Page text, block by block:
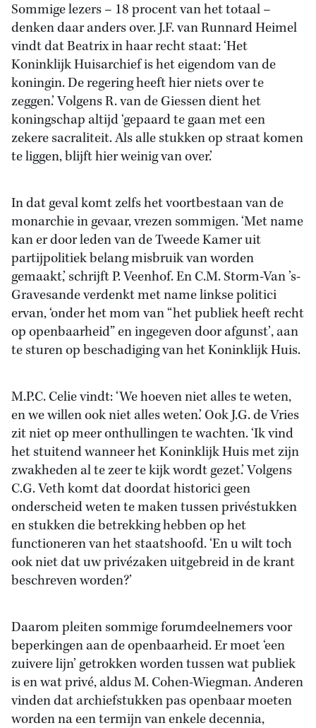
Sommige lezers – 18 procent van het totaal –
denken daar anders over. J.F. van Runnard Heimel
vindt dat Beatrix in haar recht staat: ‘Het
Koninklijk Huisarchief is het eigendom van de
koningin. De regering heeft hier niets over te
zeggen.’ Volgens R. van de Giessen dient het
koningschap altijd ‘gepaard te gaan met een
zekere sacraliteit. Als alle stukken op straat komen
te liggen, blijft hier weinig van over.’
In dat geval komt zelfs het voortbestaan van de
monarchie in gevaar, vrezen sommigen. ‘Met name
kan er door leden van de Tweede Kamer uit
partijpolitiek belang misbruik van worden
gemaakt,’ schrijft P. Veenhof. En C.M. Storm-Van ’s-
Gravesande verdenkt met name linkse politici
ervan, ‘onder het mom van “het publiek heeft recht
op openbaarheid” en ingegeven door afgunst’, aan
te sturen op beschadiging van het Koninklijk Huis.
M.P.C. Celie vindt: ‘We hoeven niet alles te weten,
en we willen ook niet alles weten.’ Ook J.G. de Vries
zit niet op meer onthullingen te wachten. ‘Ik vind
het stuitend wanneer het Koninklijk Huis met zijn
zwakheden al te zeer te kijk wordt gezet.’ Volgens
C.G. Veth komt dat doordat historici geen
onderscheid weten te maken tussen privéstukken
en stukken die betrekking hebben op het
functioneren van het staatshoofd. ‘En u wilt toch
ook niet dat uw privézaken uitgebreid in de krant
beschreven worden?’
Daarom pleiten sommige forumdeelnemers voor
beperkingen aan de openbaarheid. Er moet ‘een
zuivere lijn’ getrokken worden tussen wat publiek
is en wat privé, aldus M. Cohen-Wiegman. Anderen
vinden dat archiefstukken pas openbaar moeten
worden na een termijn van enkele decennia,